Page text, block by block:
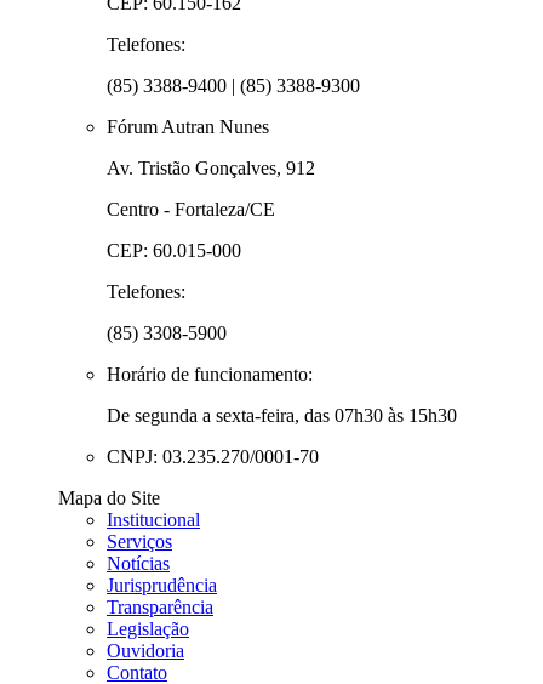
Telefones:
(85) 3388-9400 | (85) 3388-9300
Fórum Autran Nunes
Av. Tristão Gonçalves, 912
Centro - Fortaleza/CE
CEP: 60.015-000
Telefones:
(85) 3308-5900
Horário de funcionamento:
De segunda a sexta-feira, das 07h30 às 15h30
CNPJ: 03.235.270/0001-70
Mapa do Site
Institucional
Serviços
Notícias
Jurisprudência
Transparência
Legislação
Ouvidoria
Contato